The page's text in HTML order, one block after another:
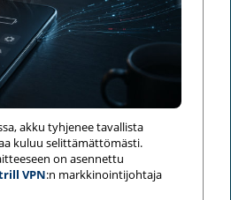
akku tyhjenee tavallista
kuluu selittämättömästi.
on asennettu
VPN:n markkinointijohtaja